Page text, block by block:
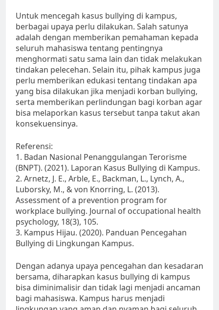
Untuk mencegah kasus bullying di kampus,
berbagai upaya perlu dilakukan. Salah satunya
adalah dengan memberikan pemahaman kepada
seluruh mahasiswa tentang pentingnya
menghormati satu sama lain dan tidak melakukan
tindakan pelecehan. Selain itu, pihak kampus juga
perlu memberikan edukasi tentang tindakan apa
yang bisa dilakukan jika menjadi korban bullying,
serta memberikan perlindungan bagi korban agar
bisa melaporkan kasus tersebut tanpa takut akan
konsekuensinya.
Referensi:
1. Badan Nasional Penanggulangan Terorisme
(BNPT). (2021). Laporan Kasus Bullying di Kampus.
2. Arnetz, J. E., Arble, E., Backman, L., Lynch, A.,
Luborsky, M., & von Knorring, L. (2013).
Assessment of a prevention program for
workplace bullying. Journal of occupational health
psychology, 18(3), 105.
3. Kampus Hijau. (2020). Panduan Pencegahan
Bullying di Lingkungan Kampus.
Dengan adanya upaya pencegahan dan kesadaran
bersama, diharapkan kasus bullying di kampus
bisa diminimalisir dan tidak lagi menjadi ancaman
bagi mahasiswa. Kampus harus menjadi